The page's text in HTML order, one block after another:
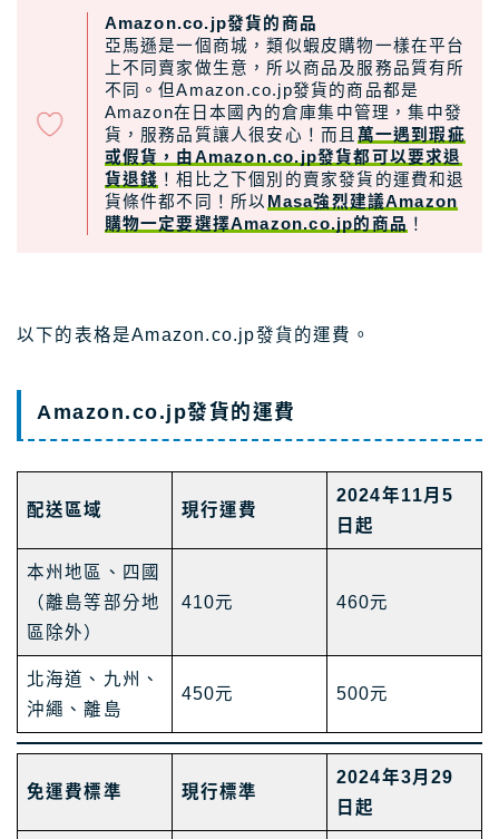
Amazon.co.jp發貨的商品
亞馬遜是一個商城，類似蝦皮購物一樣在平台
上不同賣家做生意，所以商品及服務品質有所
不同。但Amazon.co.jp發貨的商品都是
Amazon在日本國內的倉庫集中管理，集中發
貨，服務品質讓人很安心！而且 萬一遇到瑕疵
或假貨，由Amazon.co.jp發貨都可以要求退
貨退錢 ！相比之下個別的賣家發貨的運費和退
貨條件都不同！所以 Masa強烈建議Amazon
購物一定要選擇Amazon.co.jp的商品 ！
以下的表格是Amazon.co.jp發貨的運費。
Amazon.co.jp發貨的運費
配送區域 現行運費
2024年11月5
日起
本州地區、四國
（離島等部分地
區除外）
410元 460元
北海道、九州、
沖繩、離島
450元 500元
免運費標準 現行標準
2024年3月29
日起